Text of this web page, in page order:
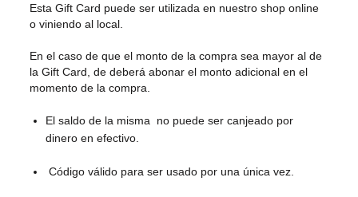
Esta Gift Card puede ser utilizada en nuestro shop online
o viniendo al local.
En el caso de que el monto de la compra sea mayor al de
la Gift Card, de deberá abonar el monto adicional en el
momento de la compra.
El saldo de la misma no puede ser canjeado por
dinero en efectivo.
Código válido para ser usado por una única vez.